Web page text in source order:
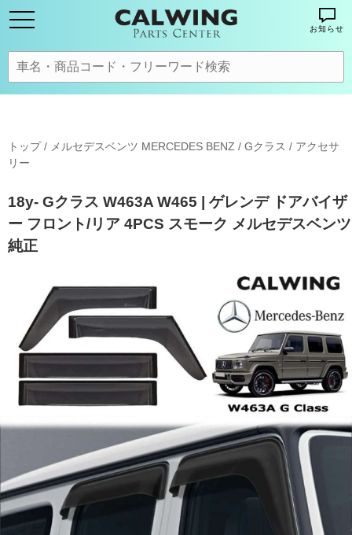
お知らせ
トップ/ メルセデスベンツ MERCEDES BENZ / Gクラス / アクセサ
リー
18y- Gクラス W463A W465 | ゲレンデ ドアバイザ
ー フロント/リア 4PCS スモーク メルセデスベンツ
純正